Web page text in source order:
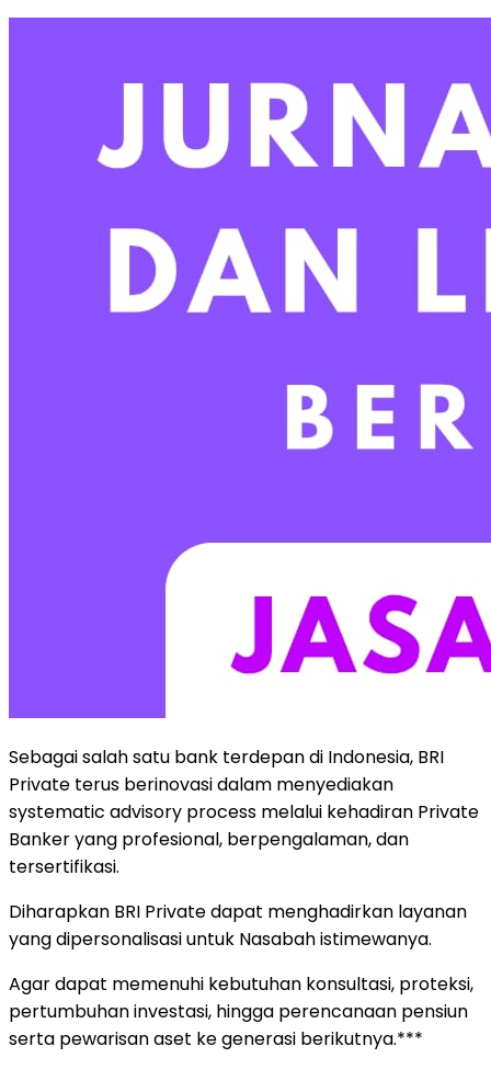
Sebagai salah satu bank terdepan di Indonesia, BRI
Private terus berinovasi dalam menyediakan
systematic advisory process melalui kehadiran Private
Banker yang profesional, berpengalaman, dan
tersertifikasi.
Diharapkan BRI Private dapat menghadirkan layanan
yang dipersonalisasi untuk Nasabah istimewanya.
Agar dapat memenuhi kebutuhan konsultasi, proteksi,
pertumbuhan investasi, hingga perencanaan pensiun
serta pewarisan aset ke generasi berikutnya.***